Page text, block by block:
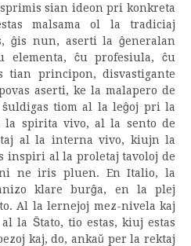
sian ideon pri konkreta
malsama ol la tradiciaj
ĝis nun, aserti la ĝeneralan
elementa, ĉu profesiula, ĉu
principon, disvastigante
aserti, ke la malapero de
tiom al la leĝoj pri la
la spirita vivo, al la sento de
al la interna vivo, kiujn la
inspiri al la proletaj tavoloj de
ne iris pluen. En Italio, la
klare burĝa, en la plej
Al la lernejoj mez-nivela kaj
la Ŝtato, tio estas, kiuj estas
kaj, do, ankaŭ per la rektaj